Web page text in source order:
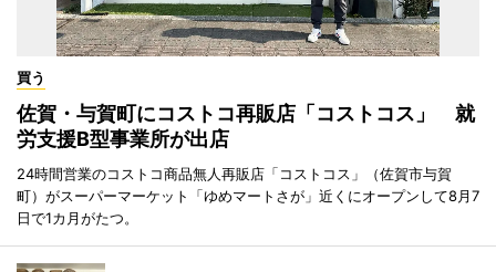
買う
佐賀・与賀町にコストコ再販店「コストコス」 就
労支援B型事業所が出店
24時間営業のコストコ商品無人再販店「コストコス」（佐賀市与賀
町）がスーパーマーケット「ゆめマートさが」近くにオープンして8月7
日で1カ月がたつ。